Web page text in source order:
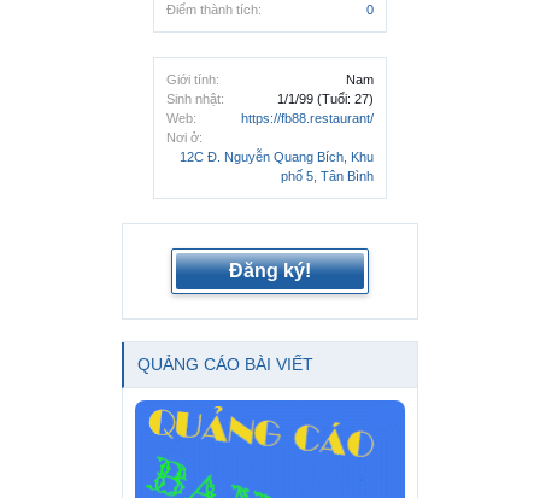
Điểm thành tích:
0
Giới tính:
Nam
Sinh nhật:
1/1/99 (Tuổi: 27)
Web:
https://fb88.restaurant/
Nơi ở:
12C Đ. Nguyễn Quang Bích, Khu
phố 5, Tân Bình
Đăng ký!
QUẢNG CÁO BÀI VIẾT